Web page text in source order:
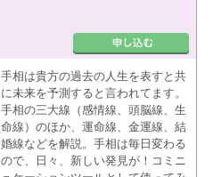
手相は貴方の過去の人生を表すと共
に未来を予測すると言われてます。
手相の三大線（感情線、頭脳線、生
命線）のほか、運命線、金運線、結
婚線などを解説。手相は毎日変わる
ので、日々、新しい発見が！コミニ